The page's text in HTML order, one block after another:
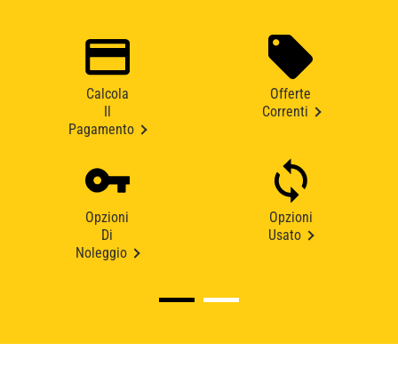
Calcola
Pagamento
Offerte
Correnti
Opzioni
Di
Noleggio
Opzioni
Usato